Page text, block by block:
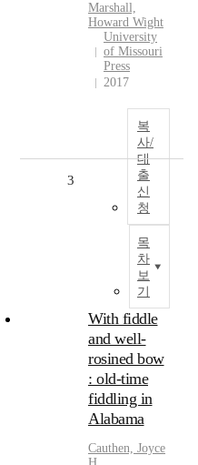
Marshall,
Howard Wight
University
of Missouri
Press
2017
복
사/
대
출
신
청
목
차
보
기
3
With fiddle
and well-
rosined bow
: old-time
fiddling in
Alabama
Cauthen, Joyce